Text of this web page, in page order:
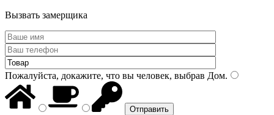
Вызвать замерщика
Пожалуйста, докажите, что вы человек, выбрав Дом.